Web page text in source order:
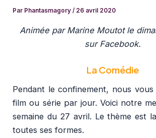
Par Phantasmagory/ 26 avril 2020
Animée par Marine Moutot le
sur Facebook.
La Comédie
Pendant le confinement, nous
film ou série par jour. Voici notre
semaine du 27 avril. Le thème est
toutes ses formes.